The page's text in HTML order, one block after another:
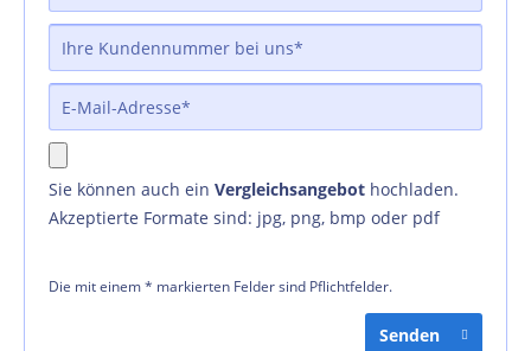
Sie können auch ein Vergleichsangebot hochladen.
Akzeptierte Formate sind: jpg, png, bmp oder pdf
Die mit einem * markierten Felder sind Pflichtfelder.
Senden